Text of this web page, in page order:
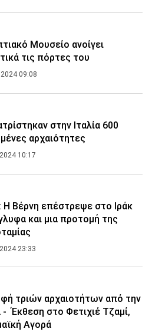
Μουσείο ανοίγει
τις πόρτες του
09:08
στην Ιταλία 600
αρχαιότητες
10:17
Η Βέρνη επέστρεψε στο Ιράκ
και μια προτομή της
23:33
τριών αρχαιοτήτων από την
- Έκθεση στο Φετιχιέ Τζαμί,
Αγορά